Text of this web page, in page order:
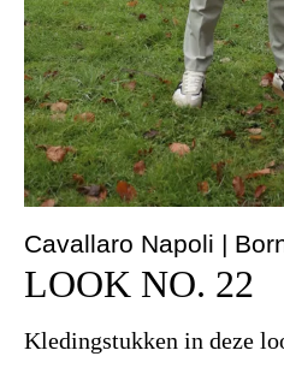
Cavallaro Napoli |
LOOK NO. 22
Kledingstukken in deze